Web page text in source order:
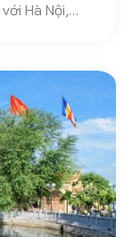
Hà Nội,
ngon nhất